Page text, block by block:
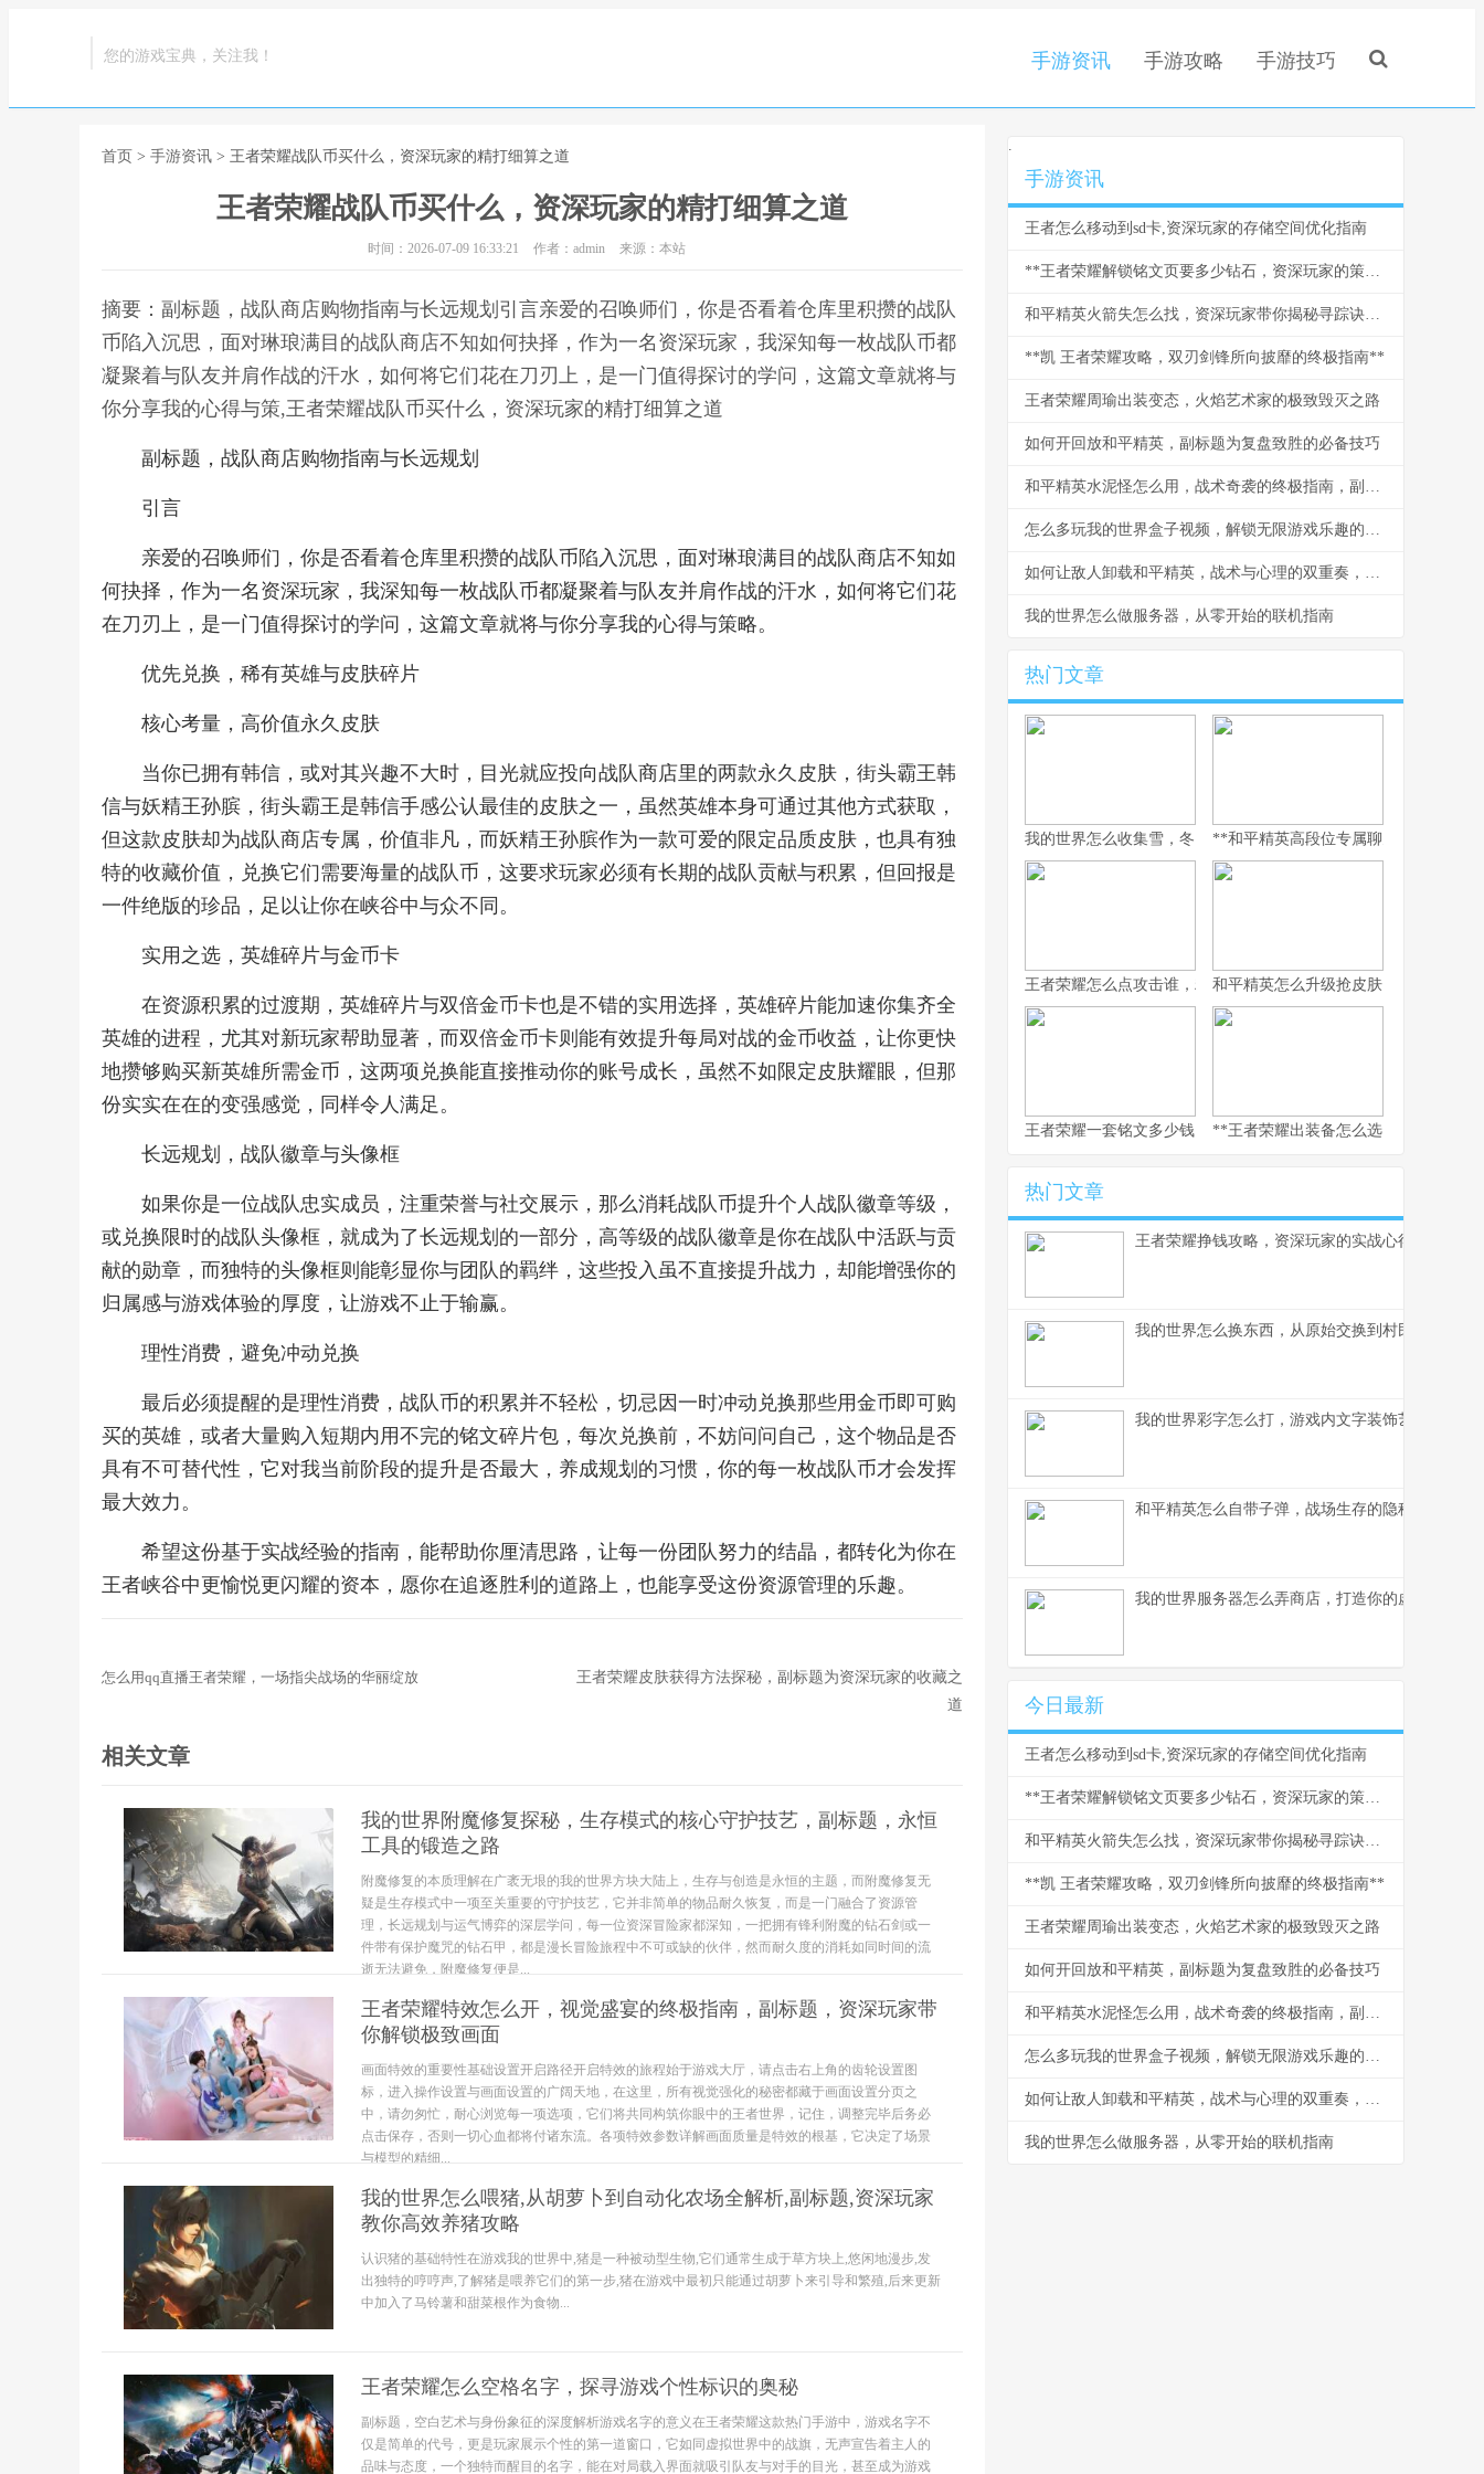
您的游戏宝典，关注我！ 手游资讯 手游攻略 手游技巧
首页 > 手游资讯 > 王者荣耀战队币买什么，资深玩家的精打细算之道
王者荣耀战队币买什么，资深玩家的精打细算之道
时间：2026-07-09 16:33:21 作者：admin 来源：本站
摘要：副标题，战队商店购物指南与长远规划引言亲爱的召唤师们，你是否看着仓库里积攒的战队
币陷入沉思，面对琳琅满目的战队商店不知如何抉择，作为一名资深玩家，我深知每一枚战队币都
凝聚着与队友并肩作战的汗水，如何将它们花在刀刃上，是一门值得探讨的学问，这篇文章就将与
你分享我的心得与策,王者荣耀战队币买什么，资深玩家的精打细算之道
副标题，战队商店购物指南与长远规划
引言
亲爱的召唤师们，你是否看着仓库里积攒的战队币陷入沉思，面对琳琅满目的战队商店不知如
何抉择，作为一名资深玩家，我深知每一枚战队币都凝聚着与队友并肩作战的汗水，如何将它们花
在刀刃上，是一门值得探讨的学问，这篇文章就将与你分享我的心得与策略。
优先兑换，稀有英雄与皮肤碎片
核心考量，高价值永久皮肤
当你已拥有韩信，或对其兴趣不大时，目光就应投向战队商店里的两款永久皮肤，街头霸王韩
信与妖精王孙膑，街头霸王是韩信手感公认最佳的皮肤之一，虽然英雄本身可通过其他方式获取，
但这款皮肤却为战队商店专属，价值非凡，而妖精王孙膑作为一款可爱的限定品质皮肤，也具有独
特的收藏价值，兑换它们需要海量的战队币，这要求玩家必须有长期的战队贡献与积累，但回报是
一件绝版的珍品，足以让你在峡谷中与众不同。
实用之选，英雄碎片与金币卡
在资源积累的过渡期，英雄碎片与双倍金币卡也是不错的实用选择，英雄碎片能加速你集齐全
英雄的进程，尤其对新玩家帮助显著，而双倍金币卡则能有效提升每局对战的金币收益，让你更快
地攒够购买新英雄所需金币，这两项兑换能直接推动你的账号成长，虽然不如限定皮肤耀眼，但那
份实实在在的变强感觉，同样令人满足。
长远规划，战队徽章与头像框
如果你是一位战队忠实成员，注重荣誉与社交展示，那么消耗战队币提升个人战队徽章等级，
或兑换限时的战队头像框，就成为了长远规划的一部分，高等级的战队徽章是你在战队中活跃与贡
献的勋章，而独特的头像框则能彰显你与团队的羁绊，这些投入虽不直接提升战力，却能增强你的
归属感与游戏体验的厚度，让游戏不止于输赢。
理性消费，避免冲动兑换
最后必须提醒的是理性消费，战队币的积累并不轻松，切忌因一时冲动兑换那些用金币即可购
买的英雄，或者大量购入短期内用不完的铭文碎片包，每次兑换前，不妨问问自己，这个物品是否
具有不可替代性，它对我当前阶段的提升是否最大，养成规划的习惯，你的每一枚战队币才会发挥
最大效力。
希望这份基于实战经验的指南，能帮助你厘清思路，让每一份团队努力的结晶，都转化为你在
王者峡谷中更愉悦更闪耀的资本，愿你在追逐胜利的道路上，也能享受这份资源管理的乐趣。
怎么用qq直播王者荣耀，一场指尖战场的华丽绽放
王者荣耀皮肤获得方法探秘，副标题为资深玩家的收藏之
道
相关文章
我的世界附魔修复探秘，生存模式的核心守护技艺，副标题，永恒
工具的锻造之路
附魔修复的本质理解在广袤无垠的我的世界方块大陆上，生存与创造是永恒的主题，而附魔修复无
疑是生存模式中一项至关重要的守护技艺，它并非简单的物品耐久恢复，而是一门融合了资源管
理，长远规划与运气博弈的深层学问，每一位资深冒险家都深知，一把拥有锋利附魔的钻石剑或一
件带有保护魔咒的钻石甲，都是漫长冒险旅程中不可或缺的伙伴，然而耐久度的消耗如同时间的流
逝无法避免，附魔修复便是...
王者荣耀特效怎么开，视觉盛宴的终极指南，副标题，资深玩家带
你解锁极致画面
画面特效的重要性基础设置开启路径开启特效的旅程始于游戏大厅，请点击右上角的齿轮设置图
标，进入操作设置与画面设置的广阔天地，在这里，所有视觉强化的秘密都藏于画面设置分页之
中，请勿匆忙，耐心浏览每一项选项，它们将共同构筑你眼中的王者世界，记住，调整完毕后务必
点击保存，否则一切心血都将付诸东流。各项特效参数详解画面质量是特效的根基，它决定了场景
与模型的精细...
我的世界怎么喂猪,从胡萝卜到自动化农场全解析,副标题,资深玩家
教你高效养猪攻略
认识猪的基础特性在游戏我的世界中,猪是一种被动型生物,它们通常生成于草方块上,悠闲地漫步,发
出独特的哼哼声,了解猪是喂养它们的第一步,猪在游戏中最初只能通过胡萝卜来引导和繁殖,后来更新
中加入了马铃薯和甜菜根作为食物...
王者荣耀怎么空格名字，探寻游戏个性标识的奥秘
副标题，空白艺术与身份象征的深度解析游戏名字的意义在王者荣耀这款热门手游中，游戏名字不
仅是简单的代号，更是玩家展示个性的第一道窗口，它如同虚拟世界中的战旗，无声宣告着主人的
品味与态度，一个独特而醒目的名字，能在对局载入界面就吸引队友与对手的目光，甚至成为游戏
.
手游资讯
王者怎么移动到sd卡,资深玩家的存储空间优化指南
**王者荣耀解锁铭文页要多少钻石，资深玩家的策略与情怀**
和平精英火箭失怎么找，资深玩家带你揭秘寻踪诀窍副标题
**凯 王者荣耀攻略，双刃剑锋所向披靡的终极指南**
王者荣耀周瑜出装变态，火焰艺术家的极致毁灭之路
如何开回放和平精英，副标题为复盘致胜的必备技巧
和平精英水泥怪怎么用，战术奇袭的终极指南，副标题，水泥丛林中的隐形杀手
怎么多玩我的世界盒子视频，解锁无限游戏乐趣的钥匙
如何让敌人卸载和平精英，战术与心理的双重奏，副标题，一场没有硝烟的战争
我的世界怎么做服务器，从零开始的联机指南
热门文章
我的世界怎么收集雪，冬日生存的艺术**和平精英高段位专属聊天：无声战场
王者荣耀怎么点攻击谁，精准操作背后的博弈艺术，副标题，从本
和平精英怎么升级抢皮肤，高效进阶全
王者荣耀一套铭文多少钱，副标题：老玩家的精打细算与情怀回响
**王者荣耀出装备怎么选，资深玩家的
热门文章
王者荣耀挣钱攻略，资深玩家的实战心得分享
我的世界怎么换东西，从原始交换到村民交易全解
我的世界彩字怎么打，游戏内文字装饰艺术指南
和平精英怎么自带子弹，战场生存的隐秘法则
我的世界服务器怎么弄商店，打造你的虚拟商业帝
今日最新
王者怎么移动到sd卡,资深玩家的存储空间优化指南
**王者荣耀解锁铭文页要多少钻石，资深玩家的策略与情怀**
和平精英火箭失怎么找，资深玩家带你揭秘寻踪诀窍副标题
**凯 王者荣耀攻略，双刃剑锋所向披靡的终极指南**
王者荣耀周瑜出装变态，火焰艺术家的极致毁灭之路
如何开回放和平精英，副标题为复盘致胜的必备技巧
和平精英水泥怪怎么用，战术奇袭的终极指南，副标题，水泥丛林中的隐形杀手
怎么多玩我的世界盒子视频，解锁无限游戏乐趣的钥匙
如何让敌人卸载和平精英，战术与心理的双重奏，副标题，一场没有硝烟的战争
我的世界怎么做服务器，从零开始的联机指南